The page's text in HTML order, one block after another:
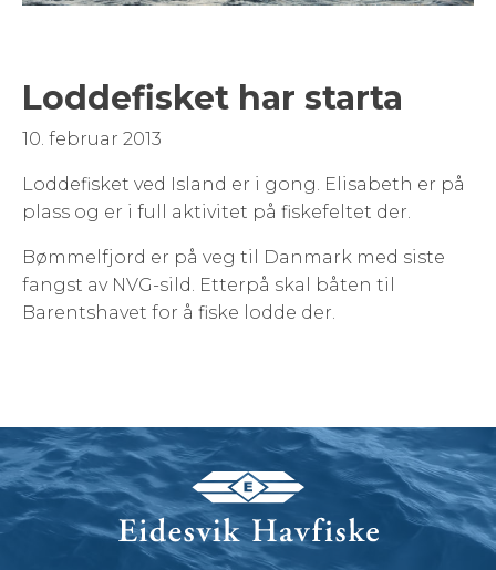
Loddefisket har starta
10. februar 2013
Loddefisket ved Island er i gong. Elisabeth er på
plass og er i full aktivitet på fiskefeltet der.
Bømmelfjord er på veg til Danmark med siste
fangst av NVG-sild. Etterpå skal båten til
Barentshavet for å fiske lodde der.